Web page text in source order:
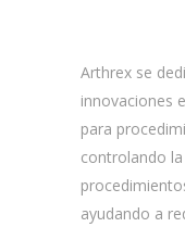
Arthrex se
innovaciones
para
controlando
ayudando a